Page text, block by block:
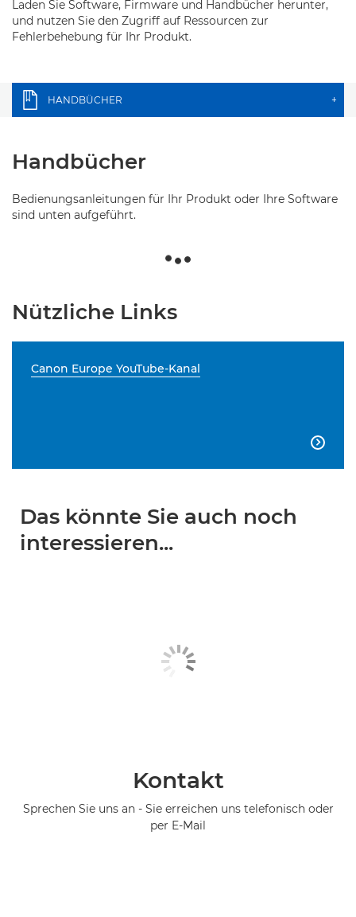
Laden Sie Software, Firmware und Handbücher herunter,
und nutzen Sie den Zugriff auf Ressourcen zur
Fehlerbehebung für Ihr Produkt.
HANDBÜCHER +
Handbücher
Bedienungsanleitungen für Ihr Produkt oder Ihre Software
sind unten aufgeführt.
Nützliche Links
Canon Europe YouTube-Kanal

Das könnte Sie auch noch
interessieren...
Kontakt
Sprechen Sie uns an - Sie erreichen uns telefonisch oder
per E-Mail